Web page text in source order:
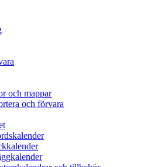
och mappar
och förvara